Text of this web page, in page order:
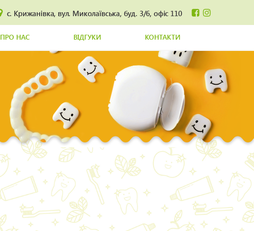
с. Крижанівка, вул. Миколаївська, буд. 3/6, офіс 110
ПРО НАС ВІДГУКИ КОНТАКТИ